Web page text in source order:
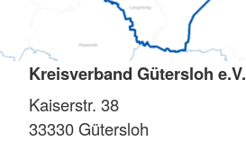
Kreisverband Gütersloh e.V.
Kaiserstr. 38
33330Gütersloh